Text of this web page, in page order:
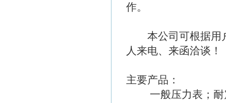
作。
本公司可根据用户
人来电、来函洽谈
主要产品：
一般压力表；耐震